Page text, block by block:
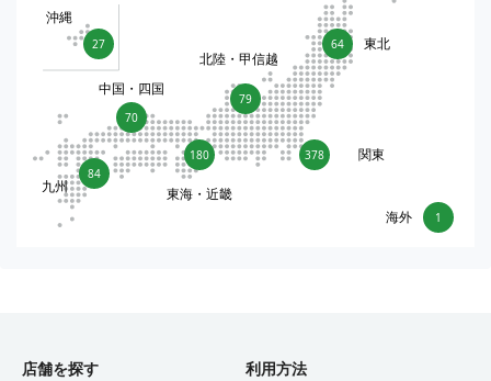
64 東北
378 関東
79
北陸・甲信越
180
東海・近畿
70
中国・四国
84
九州
27
沖縄
1
海外
店舗を探す 利用方法